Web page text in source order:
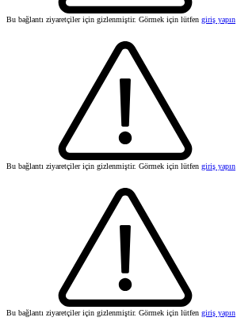
Bu bağlantı ziyaretçiler için gizlenmiştir. Görmek için lütfen giriş yapın
Bu bağlantı ziyaretçiler için gizlenmiştir. Görmek için lütfen giriş yapın
Bu bağlantı ziyaretçiler için gizlenmiştir. Görmek için lütfen giriş yapın